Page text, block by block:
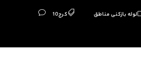
لوله بازکنی مناطق کرج10